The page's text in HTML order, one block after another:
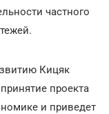
частного
Кицяк
проекта
и приведет